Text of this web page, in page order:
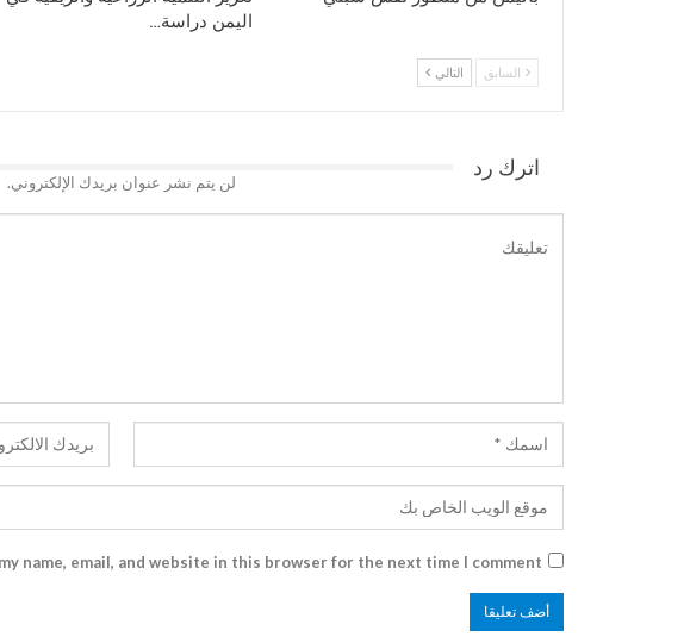
اليمن دراسة…
السابق التالي
اترك رد
لن يتم نشر عنوان بريدك الإلكتروني.
name, email, and website in this browser for the next time I comment.